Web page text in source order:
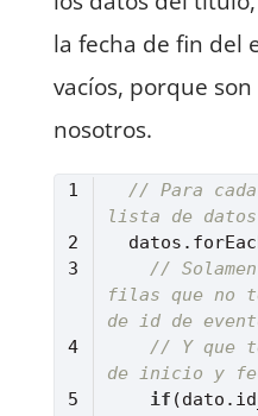
la fecha de fin del
vacíos, porque
nosotros.
// Para
lista de datos
//
filas que no
de id de
// Y que
de inicio y
if